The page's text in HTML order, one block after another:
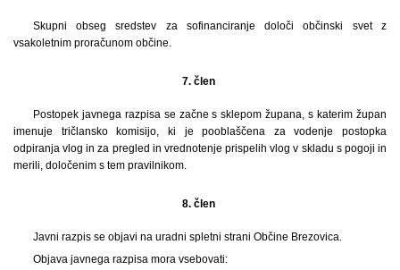
Skupni obseg sredstev za sofinanciranje določi občinski svet z
vsakoletnim proračunom občine.
7. člen
Postopek javnega razpisa se začne s sklepom župana, s katerim župan
imenuje tričlansko komisijo, ki je pooblaščena za vodenje postopka
odpiranja vlog in za pregled in vrednotenje prispelih vlog v skladu s pogoji in
merili, določenim s tem pravilnikom.
8. člen
Javni razpis se objavi na uradni spletni strani Občine Brezovica.
Objava javnega razpisa mora vsebovati: